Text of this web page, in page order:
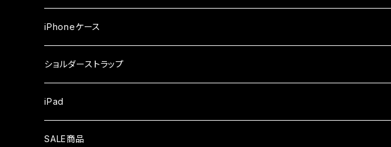
ガラスフィルム
OPPO
ガラスフィルム
Xiaomi
ガラスフィルム
iPhoneケース
ショルダーストラップ
iPad
液晶フィルム
SALE商品